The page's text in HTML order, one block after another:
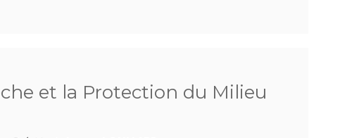
et la Protection du Milieu